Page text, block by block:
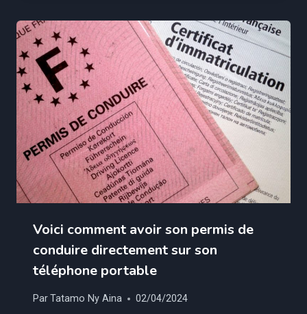
Voici comment avoir son permis de
conduire directement sur son
téléphone portable
ParTatamo Ny Aina 02/04/2024